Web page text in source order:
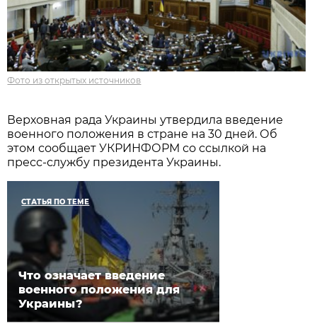
Фото из открытых источников
Верховная рада Украины утвердила введение
военного положения в стране на 30 дней. Об
этом сообщает УКРИНФОРМ со ссылкой на
пресс-службу президента Украины.
СТАТЬЯ ПО ТЕМЕ
Что означает введение
военного положения для
Украины?